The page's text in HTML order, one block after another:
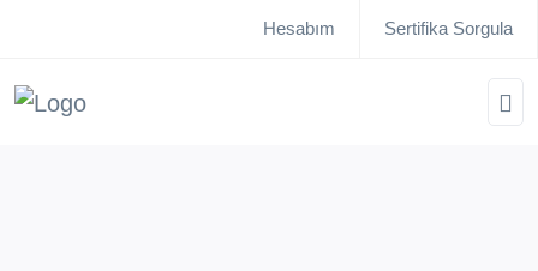
Hesabım Sertifika Sorgula